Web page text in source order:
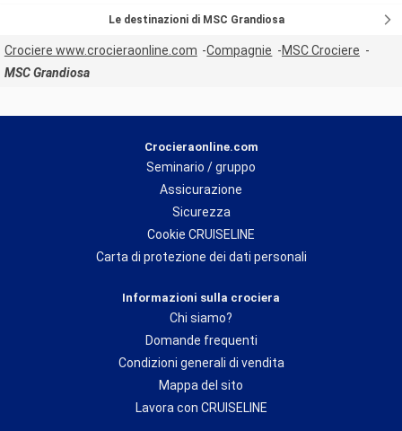
Le destinazioni di MSC Grandiosa
Crociere www.crocieraonline.com Compagnie
MSC Crociere
MSC Grandiosa
Crocieraonline.com
Seminario / gruppo
Assicurazione
Sicurezza
Cookie CRUISELINE
Carta di protezione dei dati personali
Informazioni sulla crociera
Chi siamo?
Domande frequenti
Condizioni generali di vendita
Mappa del sito
Lavora con CRUISELINE